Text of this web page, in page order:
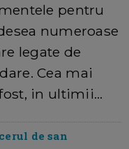
pentru
numeroase
legate de
Cea mai
in ultimii…
de san